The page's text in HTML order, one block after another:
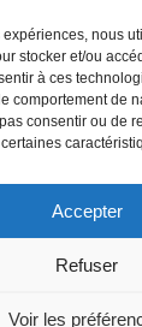
nous
stocker et/ou
à ces
comportement de
consentir ou de
Accepter
Refuser
Voir les
400,
0K9